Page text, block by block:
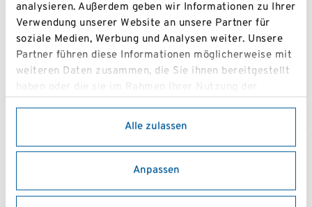
analysieren. Außerdem geben wir Informationen zu Ihrer
Verwendung unserer Website an unsere Partner für
soziale Medien, Werbung und Analysen weiter. Unsere
Partner führen diese Informationen möglicherweise mit
weiteren Daten zusammen, die Sie ihnen bereitgestellt
haben oder die sie im Rahmen Ihrer Nutzung der
Alle zulassen
Anpassen